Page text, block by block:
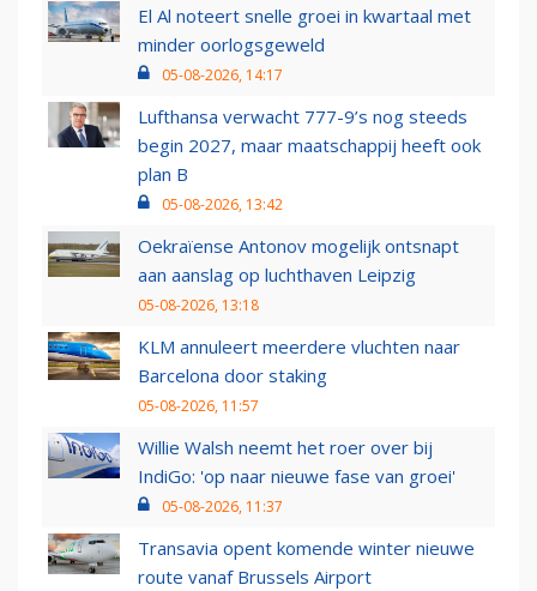
El Al noteert snelle groei in kwartaal met
minder oorlogsgeweld
05-08-2026, 14:17
Lufthansa verwacht 777-9’s nog steeds
begin 2027, maar maatschappij heeft ook
plan B
05-08-2026, 13:42
Oekraïense Antonov mogelijk ontsnapt
aan aanslag op luchthaven Leipzig
05-08-2026, 13:18
KLM annuleert meerdere vluchten naar
Barcelona door staking
05-08-2026, 11:57
Willie Walsh neemt het roer over bij
IndiGo: 'op naar nieuwe fase van groei'
05-08-2026, 11:37
Transavia opent komende winter nieuwe
route vanaf Brussels Airport